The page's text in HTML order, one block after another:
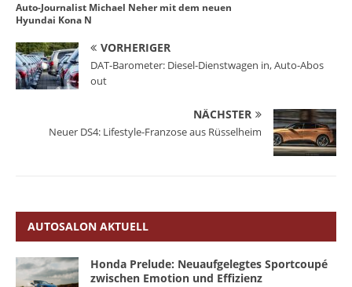
Auto-Journalist Michael Neher mit dem neuen
Hyundai Kona N
VORHERIGER
DAT-Barometer: Diesel-Dienstwagen in, Auto-Abos
out
NÄCHSTER
Neuer DS4: Lifestyle-Franzose aus Rüsselheim
AUTOSALON AKTUELL
Honda Prelude: Neuaufgelegtes Sportcoupé
zwischen Emotion und Effizienz